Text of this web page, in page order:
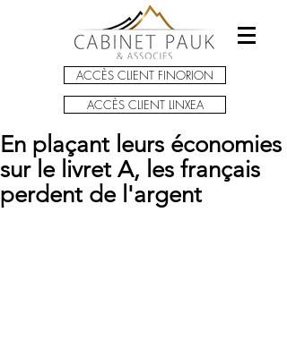
ACCÈS CLIENT FINORION
ACCÈS CLIENT LINXEA
En plaçant leurs économies
sur le livret A, les français
perdent de l'argent